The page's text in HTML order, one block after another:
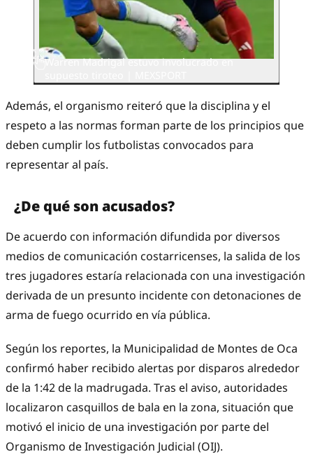
Warren Madrigal estuvo involucrado en
Además, el organismo reiteró que la disciplina y el
respeto a las normas forman parte de los principios que
deben cumplir los futbolistas convocados para
representar al país.
¿De qué son acusados?
De acuerdo con información difundida por diversos
medios de comunicación costarricenses, la salida de los
tres jugadores estaría relacionada con una investigación
derivada de un presunto incidente con detonaciones de
arma de fuego ocurrido en vía pública.
Según los reportes, la Municipalidad de Montes de Oca
confirmó haber recibido alertas por disparos alrededor
de la 1:42 de la madrugada. Tras el aviso, autoridades
localizaron casquillos de bala en la zona, situación que
motivó el inicio de una investigación por parte del
Organismo de Investigación Judicial (OIJ).